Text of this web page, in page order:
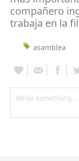
compañero
trabaja en la
asamblea